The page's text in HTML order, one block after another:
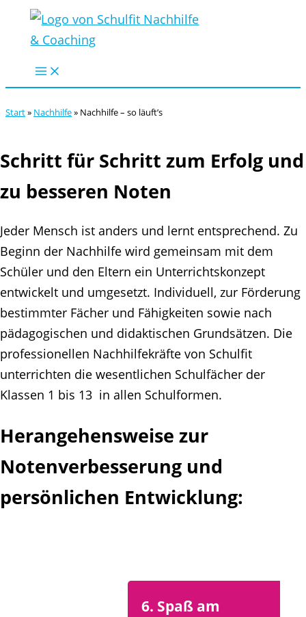
Zum
Inhalt
Start» Nachhilfe» Nachhilfe – so läuft’s
Schritt für Schritt zum Erfolg und
zu besseren Noten
Jeder Mensch ist anders und lernt entsprechend. Zu
Beginn der Nachhilfe wird gemeinsam mit dem
Schüler und den Eltern ein Unterrichtskonzept
entwickelt und umgesetzt. Individuell, zur Förderung
bestimmter Fächer und Fähigkeiten sowie nach
pädagogischen und didaktischen Grundsätzen. Die
professionellen Nachhilfekräfte von Schulfit
unterrichten die wesentlichen Schulfächer der
Klassen 1 bis 13 in allen Schulformen.
Herangehensweise zur
Notenverbesserung und
persönlichen Entwicklung:
6. Spaß am